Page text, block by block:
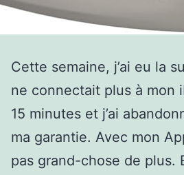
Cette semaine, j’ai eu la
ne connectait plus à mon
15 minutes et j’ai
ma garantie. Avec mon
pas grand-chose de plus.